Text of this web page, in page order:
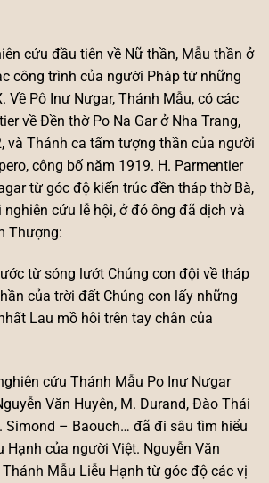
cứu đầu tiên về Nữ thần, Mẫu thần ở
công trình của người Pháp từ những
Về Pô Inư Nưgar, Thánh Mẫu, có các
về Đền thờ Po Na Gar ở Nha Trang,
và Thánh ca tấm tượng thần của người
công bố năm 1919. H. Parmentier
từ góc độ kiến trúc đền tháp thờ Bà,
nghiên cứu lễ hội, ở đó ông đã dịch và
Thượng:
từ sóng lướt Chúng con đội về tháp
của trời đất Chúng con lấy những
Lau mồ hôi trên tay chân của
cứu Thánh Mẫu Po Inư Nưgar
Văn Huyên, M. Durand, Đào Thái
Simond – Baouch… đã đi sâu tìm hiểu
Hạnh của người Việt. Nguyễn Văn
Mẫu Liễu Hạnh từ góc độ các vị